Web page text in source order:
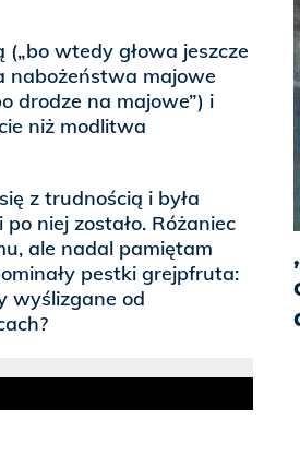
wtedy głowa jeszcze
nabożeństwa majowe
drodze na majowe”) i
niż modlitwa
z trudnością i była
niej zostało. Różaniec
ale nadal pamiętam
pestki grejpfruta:
wyślizgane od